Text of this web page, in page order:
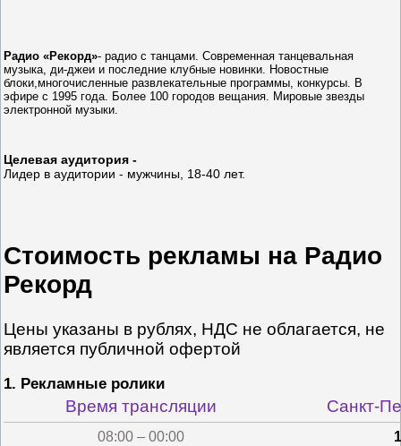
Радио «Рекорд»- радио с танцами. Современная танцевальная
музыка, ди-джеи и последние клубные новинки. Новостные
блоки,многочисленные развлекательные программы, конкурсы. В
эфире с 1995 года. Более 100 городов вещания. Мировые звезды
электронной музыки.
Целевая аудитория -
Лидер в аудитории - мужчины, 18-40 лет.
Стоимость рекламы на Радио
Рекорд
Цены указаны в рублях, НДС не облагается, не
является публичной офертой
1. Рекламные ролики
Время трансляции Санкт-
08:00 – 00:00
1